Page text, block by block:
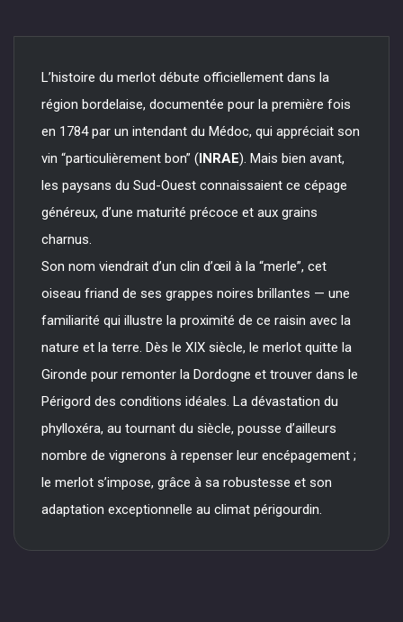
L’histoire du merlot débute officiellement dans la
région bordelaise, documentée pour la première fois
en 1784 par un intendant du Médoc, qui appréciait son
vin “particulièrement bon” (INRAE). Mais bien avant,
les paysans du Sud-Ouest connaissaient ce cépage
généreux, d’une maturité précoce et aux grains
charnus.
Son nom viendrait d’un clin d’œil à la “merle”, cet
oiseau friand de ses grappes noires brillantes — une
familiarité qui illustre la proximité de ce raisin avec la
nature et la terre. Dès le XIX siècle, le merlot quitte la
Gironde pour remonter la Dordogne et trouver dans le
Périgord des conditions idéales. La dévastation du
phylloxéra, au tournant du siècle, pousse d’ailleurs
nombre de vignerons à repenser leur encépagement ;
le merlot s’impose, grâce à sa robustesse et son
adaptation exceptionnelle au climat périgourdin.